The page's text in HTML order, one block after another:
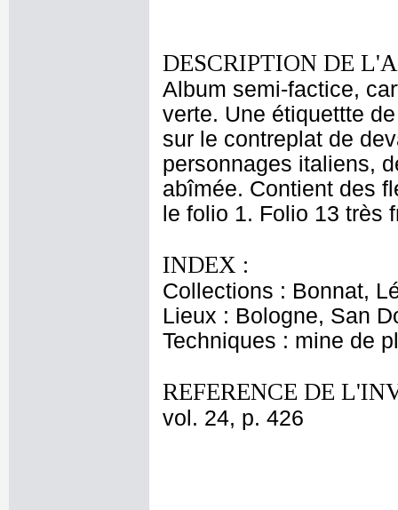
DESCRIPTION DE
Album semi-factice,
verte. Une étiquettte
sur le contreplat de
personnages italiens,
abîmée. Contient des
le folio 1. Folio 13 très
INDEX :
Collections : Bonnat,
Lieux : Bologne, San
Techniques : mine de
REFERENCE DE
vol. 24, p. 426